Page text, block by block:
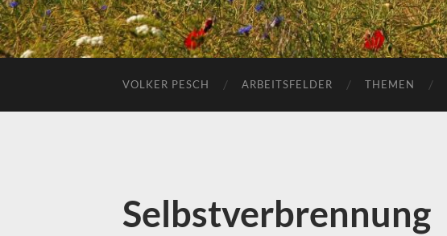
VOLKER PESCH ARBEITSFELDER THEMEN
Selbstverbrennung